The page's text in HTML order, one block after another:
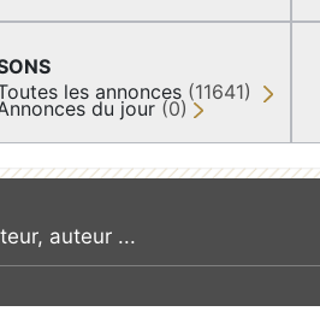
les annonces (11641)
du jour (0)
mot clé